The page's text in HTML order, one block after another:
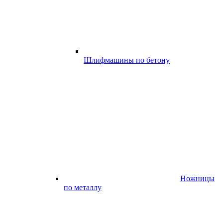
Шлифмашины по бетону
Ножницы
по металлу